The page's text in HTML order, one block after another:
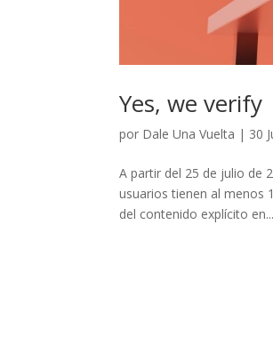
Yes, we verify
por Dale Una Vuelta | 30
A partir del 25 de julio de
usuarios tienen al menos
del contenido explícito en...